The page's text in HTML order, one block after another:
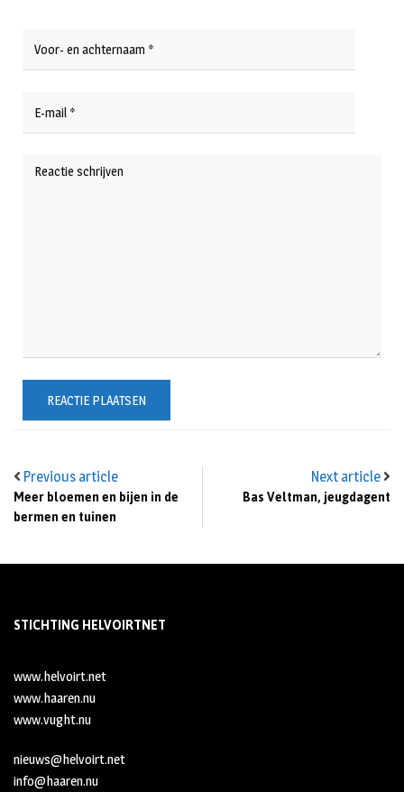
Previous article
Meer bloemen en bijen in de
bermen en tuinen
Next article
Bas Veltman, jeugdagent
STICHTING HELVOIRTNET
www.helvoirt.net
www.haaren.nu
www.vught.nu
nieuws@helvoirt.net
info@haaren.nu